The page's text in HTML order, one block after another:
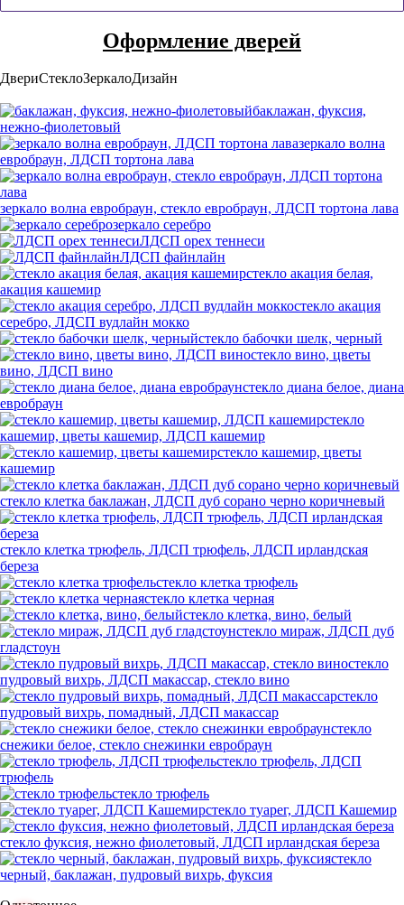
Оформление дверей
ДвериСтеклоЗеркалоДизайн
баклажан, фуксия,
нежно-фиолетовый
зеркало волна
евробраун, ЛДСП тортона лава
зеркало волна евробраун, стекло евробраун, ЛДСП тортона лава
зеркало серебро
ЛДСП орех теннеси
ЛДСП файнлайн
стекло акация белая,
акация кашемир
стекло акация
серебро, ЛДСП вудлайн мокко
стекло бабочки шелк, черный
стекло вино, цветы
вино, ЛДСП вино
стекло диана белое, диана
евробраун
стекло
кашемир, цветы кашемир, ЛДСП кашемир
стекло кашемир, цветы
кашемир
стекло клетка баклажан, ЛДСП дуб сорано черно коричневый
стекло клетка трюфель, ЛДСП трюфель, ЛДСП ирландская
береза
стекло клетка трюфель
стекло клетка черная
стекло клетка, вино, белый
стекло мираж, ЛДСП дуб
гладстоун
стекло
пудровый вихрь, ЛДСП макассар, стекло вино
стекло
пудровый вихрь, помадный, ЛДСП макассар
стекло
снежики белое, стекло снежинки евробраун
стекло трюфель, ЛДСП
трюфель
стекло трюфель
стекло туарег, ЛДСП Кашемир
стекло фуксия, нежно фиолетовый, ЛДСП ирландская береза
стекло
черный, баклажан, пудровый вихрь, фуксия